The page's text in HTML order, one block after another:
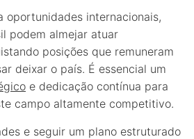
oportunidades internacionais,
podem almejar atuar
posições que remuneram
deixar o país. É essencial um
e dedicação contínua para
campo altamente competitivo.
e seguir um plano estruturado